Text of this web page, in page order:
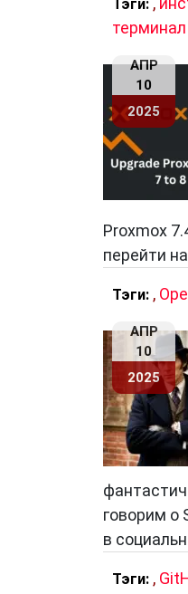
Тэги:
терминал
АПР
10
2025
Proxmox
перейти на
Тэги: ,
АПР
10
2025
говорим о
в
Тэги: ,